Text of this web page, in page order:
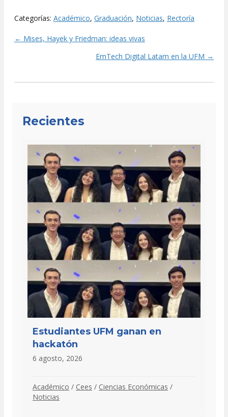
Categorías: Académico, Graduación, Noticias, Rectoría
Posts
navigation
← Mises, Hayek y Friedman: ideas vivas
EmTech Digital Latam en la UFM →
Recientes
Estudiantes UFM ganan en
hackatón
6 agosto, 2026
Académico / Cees / Ciencias Económicas /
Noticias